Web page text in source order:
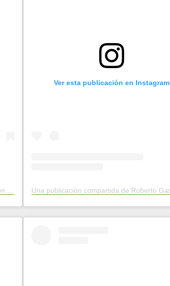
Una publicación compartida de Roberto Gascon (@roberto.rogama)
Ver esta publicación en Instagram